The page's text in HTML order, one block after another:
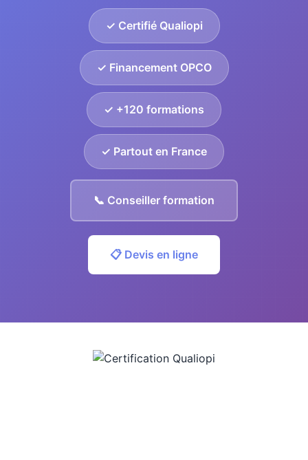
✓ Certifié Qualiopi
✓ Financement OPCO
✓ +120 formations
✓ Partout en France
📞 Conseiller formation
📋 Devis en ligne